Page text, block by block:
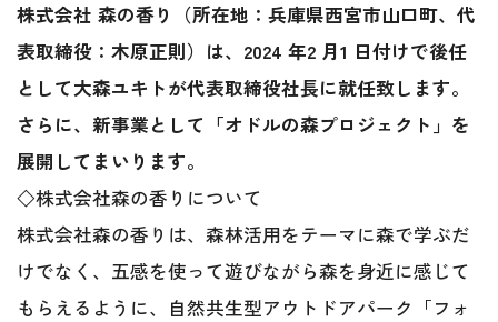
株式会社 森の香り（所在地：兵庫県西宮市山口町、代
表取締役：木原正則）は、2024 年2 月1 日付けで後任
として大森ユキトが代表取締役社長に就任致します。
さらに、新事業として「オドルの森プロジェクト」を
展開してまいります。
◇株式会社森の香りについて
株式会社森の香りは、森林活用をテーマに森で学ぶだ
けでなく、五感を使って遊びながら森を身近に感じて
もらえるように、自然共生型アウトドアパーク「フォ